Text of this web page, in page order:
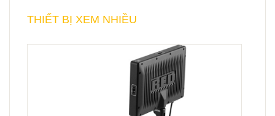
THIẾT BỊ XEM NHIỀU